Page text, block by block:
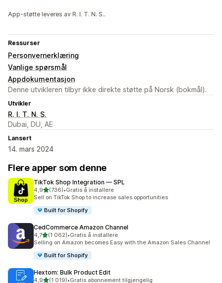
App-støtte leveres av R. I. T. N. S..
Ressurser
Personvernerklæring
Vanlige spørsmål
Appdokumentasjon
Denne utvikleren tilbyr ikke direkte støtte på Norsk (bokmål).
Utvikler
R. I. T. N. S.
Dubai, DU, AE
Lansert
14. mars 2024
Flere apper som denne
TikTok Shop Integration — SPL
4,9av 5 stjerner
(736)
Totalt 736 omtaler
•Gratis å installere
Sell on TikTok Shop to increase sales opportunities
Built for Shopify
CedCommerce Amazon Channel
4,7av 5 stjerner
(1 062)
Totalt 1062 omtaler
•Gratis å installere
Selling on Amazon becomes Easy with the Amazon Sales Channel
Built for Shopify
Hextom: Bulk Product Edit
4,9av 5 stjerner
(1 019)•Gratis abonnement tilgjengelig